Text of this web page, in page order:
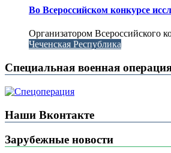
Во Всероссийском конкурсе
Организатором Всероссийского
Чеченская Республика
Специальная военная
Наши Вконтакте
Зарубежные новости